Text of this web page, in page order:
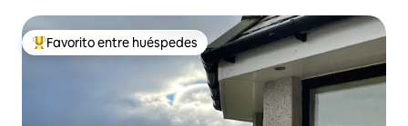
Favorito entre huéspedes preferido
Favorito entre huéspedes